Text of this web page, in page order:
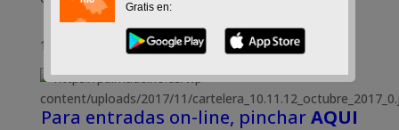
10, 11 y 12 noviembre 2017
Para entradas on-line, pincharAQUI
Gratis en: